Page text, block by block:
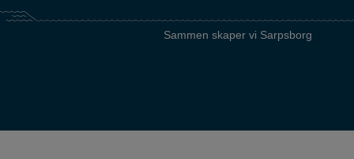
Sammen skaper vi Sarpsborg